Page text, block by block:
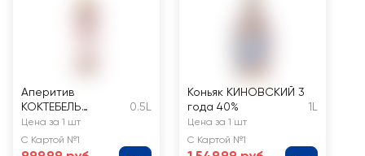
Аперитив
КОКТЕБЕЛЬ
Коктейль Чайная
роза 30%
0.5L
Цена за 1 шт
С Картой №1
Коньяк КИНОВСКИЙ 3
года 40%
1L
Цена за 1 шт
С Картой №1